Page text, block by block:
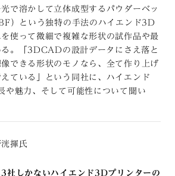
で溶かして立体成型するパウダーベッ
）という独特の手法のハイエンド3D
使って微細で複雑な形状の試作品や最
。「3DCADの設計データにさえ落と
できる形状のモノなら、全て作り上げ
ている」という同社に、ハイエンド
や魅力、そして可能性について聞い
揮氏
3社しかないハイエンド3Dプリンターの